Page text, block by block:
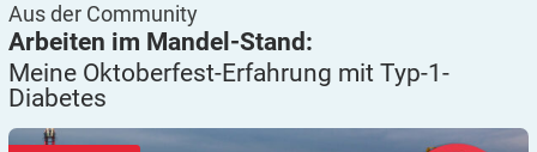
Aus der Community
Arbeiten im Mandel-Stand:
Meine Oktoberfest-Erfahrung mit Typ-1-
Diabetes